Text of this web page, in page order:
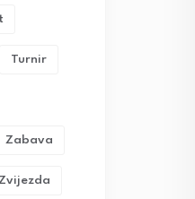
Turnir
Zabava